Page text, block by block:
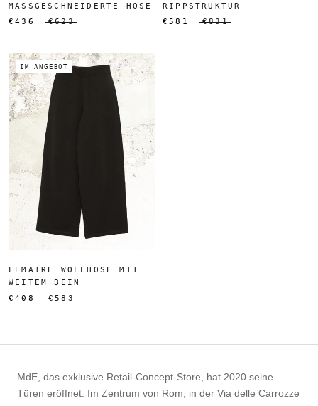
MASSGESCHNEIDERTE HOSE
€436
€623
RIPPSTRUKTUR
€581
€831
IM ANGEBOT
LEMAIRE WOLLHOSE MIT
WEITEM BEIN
€408
€583
MdE, das exklusive Retail-Concept-Store, hat 2020 seine
Türen eröffnet. Im Zentrum von Rom, in der Via delle Carrozze